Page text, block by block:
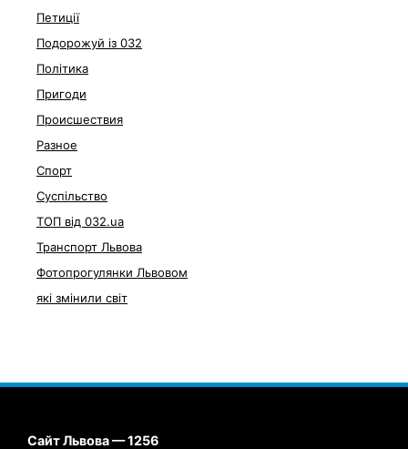
Петиції
Подорожуй із 032
Політика
Пригоди
Происшествия
Разное
Спорт
Суспільство
ТОП від 032.ua
Транспорт Львова
Фотопрогулянки Львовом
які змінили світ
Сайт Львова — 1256